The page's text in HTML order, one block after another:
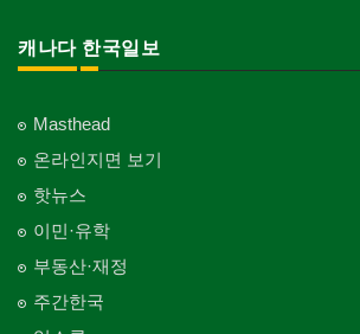
캐나다 한국일보
Masthead
온라인지면 보기
핫뉴스
이민·유학
부동산·재정
주간한국